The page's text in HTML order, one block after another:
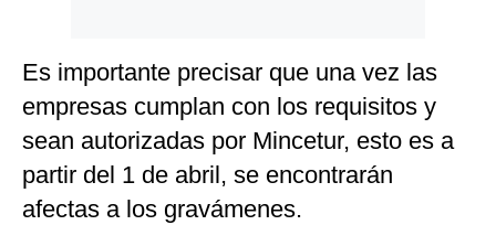
Es importante precisar que una vez las
empresas cumplan con los requisitos y
sean autorizadas por Mincetur, esto es a
partir del 1 de abril, se encontrarán
afectas a los gravámenes.